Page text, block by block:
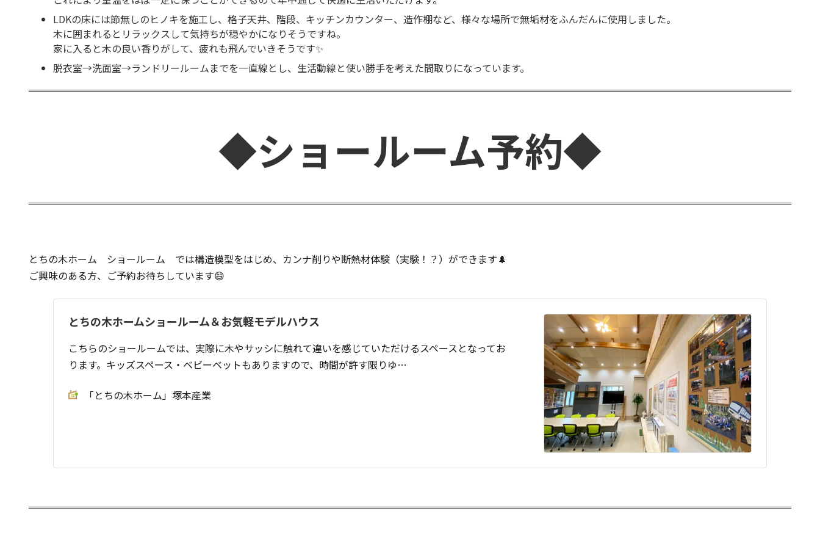
LDKの床には節無しのヒノキを施工し、格子天井、階段、キッチンカウンター、造作棚など、様々な場所で無垢材をふんだんに使用しました。
木に囲まれるとリラックスして気持ちが穏やかになりそうですね。
家に入ると木の良い香りがして、疲れも飛んでいきそうです✨
脱衣室→洗面室→ランドリールームまでを一直線とし、生活動線と使い勝手を考えた間取りになっています。
◆ショールーム予約◆
とちの木ホーム ショールーム では構造模型をはじめ、カンナ削りや断熱材体験（実験！？）ができます🌲
ご興味のある方、ご予約お待ちしています😄
とちの木ホームショールーム＆お気軽モデルハウス
こちらのショールームでは、実際に木やサッシに触れて違いを感じていただけるスペースとなってお
ります。キッズスペース・ベビーベットもありますので、時間が許す限りゆ…
「とちの木ホーム」塚本産業